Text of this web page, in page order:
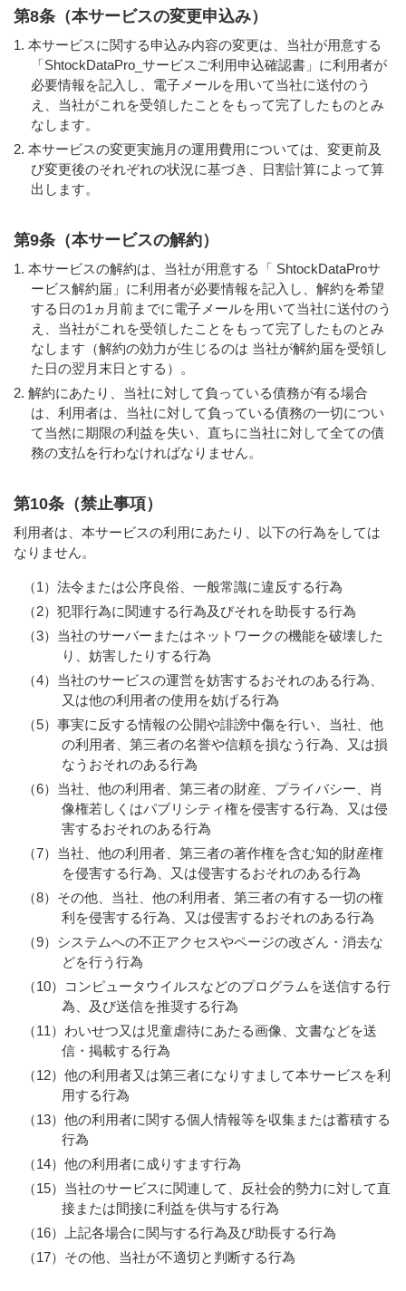
第8条（本サービスの変更申込み）
本サービスに関する申込み内容の変更は、当社が用意する
「ShtockDataPro_サービスご利用申込確認書」に利用者が
必要情報を記入し、電子メールを用いて当社に送付のう
え、当社がこれを受領したことをもって完了したものとみ
なします。
本サービスの変更実施月の運用費用については、変更前及
び変更後のそれぞれの状況に基づき、日割計算によって算
出します。
第9条（本サービスの解約）
本サービスの解約は、当社が用意する「 ShtockDataProサ
ービス解約届」に利用者が必要情報を記入し、解約を希望
する日の1ヵ月前までに電子メールを用いて当社に送付のう
え、当社がこれを受領したことをもって完了したものとみ
なします（解約の効力が生じるのは 当社が解約届を受領し
た日の翌月末日とする）。
解約にあたり、当社に対して負っている債務が有る場合
は、利用者は、当社に対して負っている債務の一切につい
て当然に期限の利益を失い、直ちに当社に対して全ての債
務の支払を行わなければなりません。
第10条（禁止事項）
利用者は、本サービスの利用にあたり、以下の行為をしては
なりません。
（1）法令または公序良俗、一般常識に違反する行為
（2）犯罪行為に関連する行為及びそれを助長する行為
（3）当社のサーバーまたはネットワークの機能を破壊した
り、妨害したりする行為
（4）当社のサービスの運営を妨害するおそれのある行為、
又は他の利用者の使用を妨げる行為
（5）事実に反する情報の公開や誹謗中傷を行い、当社、他
の利用者、第三者の名誉や信頼を損なう行為、又は損
なうおそれのある行為
（6）当社、他の利用者、第三者の財産、プライバシー、肖
像権若しくはパブリシティ権を侵害する行為、又は侵
害するおそれのある行為
（7）当社、他の利用者、第三者の著作権を含む知的財産権
を侵害する行為、又は侵害するおそれのある行為
（8）その他、当社、他の利用者、第三者の有する一切の権
利を侵害する行為、又は侵害するおそれのある行為
（9）システムへの不正アクセスやページの改ざん・消去な
どを行う行為
（10）コンピュータウイルスなどのプログラムを送信する行
為、及び送信を推奨する行為
（11）わいせつ又は児童虐待にあたる画像、文書などを送
信・掲載する行為
（12）他の利用者又は第三者になりすまして本サービスを利
用する行為
（13）他の利用者に関する個人情報等を収集または蓄積する
行為
（14）他の利用者に成りすます行為
（15）当社のサービスに関連して、反社会的勢力に対して直
接または間接に利益を供与する行為
（16）上記各場合に関与する行為及び助長する行為
（17）その他、当社が不適切と判断する行為